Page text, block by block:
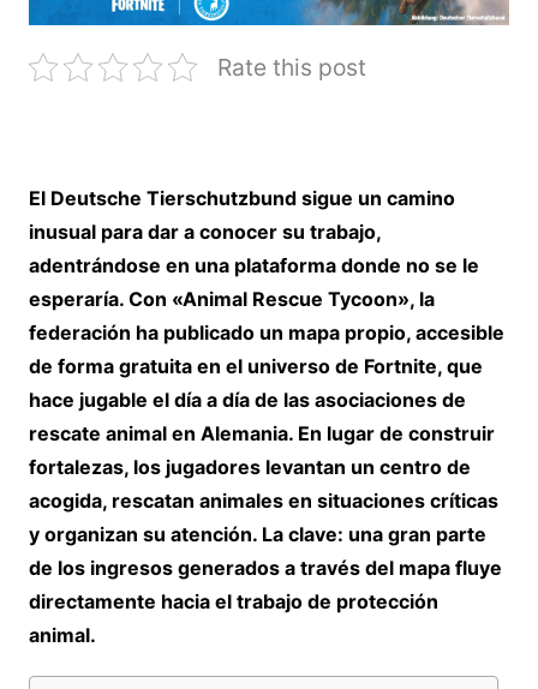
Rate this post
El Deutsche Tierschutzbund sigue un camino
inusual para dar a conocer su trabajo,
adentrándose en una plataforma donde no se le
esperaría. Con «Animal Rescue Tycoon», la
federación ha publicado un mapa propio, accesible
de forma gratuita en el universo de Fortnite, que
hace jugable el día a día de las asociaciones de
rescate animal en Alemania. En lugar de construir
fortalezas, los jugadores levantan un centro de
acogida, rescatan animales en situaciones críticas
y organizan su atención. La clave: una gran parte
de los ingresos generados a través del mapa fluye
directamente hacia el trabajo de protección
animal.